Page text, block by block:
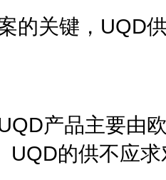
的关键，UQD
产品主要由
UQD的供不应